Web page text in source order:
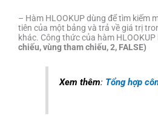
– Hàm HLOOKUP dùng để tìm kiếm
tiên của một bảng và trả về giá trị
khác. Công thức của hàm HLOOKUP
chiếu, vùng tham chiếu, 2, FALSE)
Xem thêm: Tổng hợp